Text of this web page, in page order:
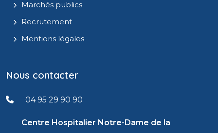
Marchés publics
Recrutement
Mentions légales
Nous contacter
04 95 29 90 90
Centre Hospitalier Notre-Dame de la